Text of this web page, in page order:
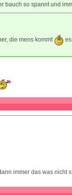
bauch so spannt und
die mens kommt
immer das was nicht